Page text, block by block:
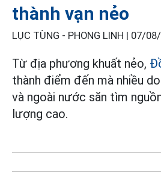
thành vạn nẻo
LỤC TÙNG - PHONG LINH | 07/
Từ địa phương khuất nẻo,
thành điểm đến mà nhiều
và ngoài nước săn tìm
lượng cao.